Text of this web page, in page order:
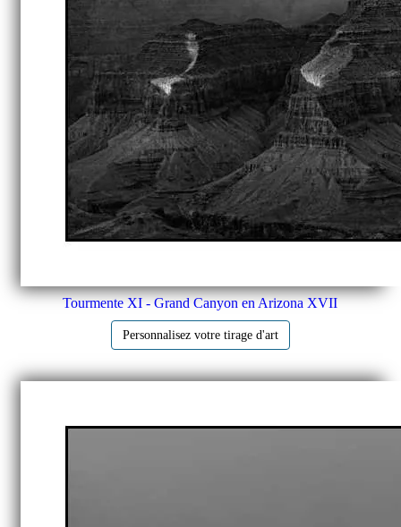
Tourmente XI - Grand Canyon en Arizona XVII
Personnalisez votre tirage d'art